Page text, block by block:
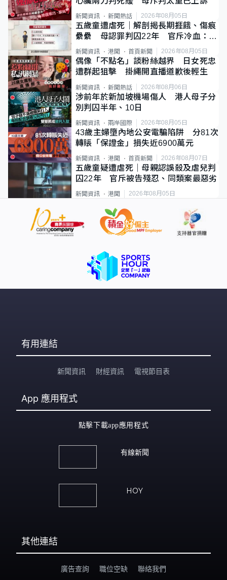
新聞資訊 新聞熱話 2026年08月05日
五歲童遭虐死｜解剖揭長期捱餓、傷痕
纍纍 母認罪判囚22年 官斥冷血：同
類案最惡劣
新聞資訊 港聞 首頁新聞 2026年08月05日
偶像「不點名」談粉絲越界 日女死忠
遭群起狙擊 掛繩開直播道歉後輕生
新聞資訊 新聞熱話 2026年08月06日
涉前年於新加坡機場傷人 港人母子分
別判囚半年、10日
新聞資訊 兩岸國際 2026年08月05日
43歲主婦墮內地公安電騙陷阱 分81次
轉賬「保證金」損失近6900萬元
新聞資訊 港聞 首頁新聞 2026年08月07日
五歲童疑遭虐死｜母親認誤殺及虐兒判
囚22年 官斥被告殘忍、同類案最惡劣
新聞資訊 港聞 2026年08月05日
有用連結
新聞資訊 財經資訊 電視節目表
App 應用程式
點擊下載app應用程式
有線新聞
HOY
其他連結
廣告查詢 職位空缺 聯絡我們